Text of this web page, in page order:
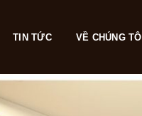
TIN TỨC VỀ CHÚNG TÔI